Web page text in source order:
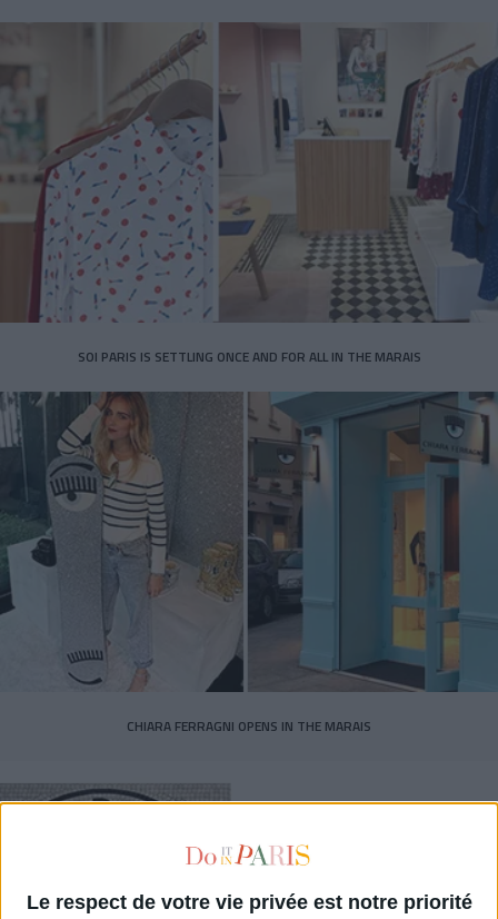
Le respect de votre vie privée est notre priorité
SOI PARIS IS SETTLING ONCE AND FOR ALL IN THE MARAIS
CHIARA FERRAGNI OPENS IN THE MARAIS